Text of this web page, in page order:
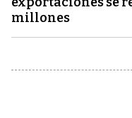
millones